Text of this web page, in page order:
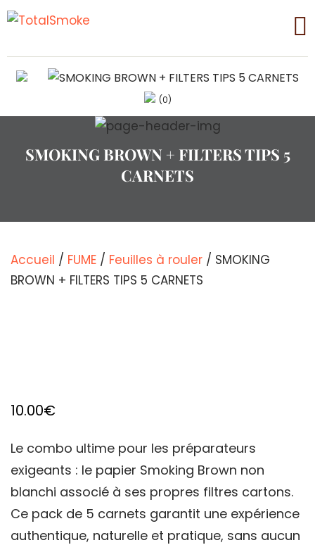
(0)
SMOKING BROWN + FILTERS TIPS 5
CARNETS
Accueil / FUME / Feuilles à rouler / SMOKING
BROWN + FILTERS TIPS 5 CARNETS
10.00€
Le combo ultime pour les préparateurs
exigeants : le papier Smoking Brown non
blanchi associé à ses propres filtres cartons.
Ce pack de 5 carnets garantit une expérience
authentique, naturelle et pratique, sans aucun